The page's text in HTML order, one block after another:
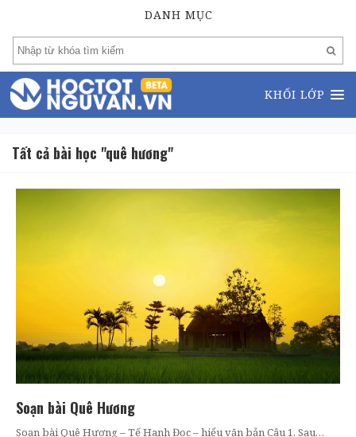
DANH MỤC
KHỐI LỚP
Tất cả bài học "quê hương"
Soạn bài Quê Hương
Soạn bài Quê Hương – Tế Hanh Đọc – hiểu văn bản Câu 1. Sau…